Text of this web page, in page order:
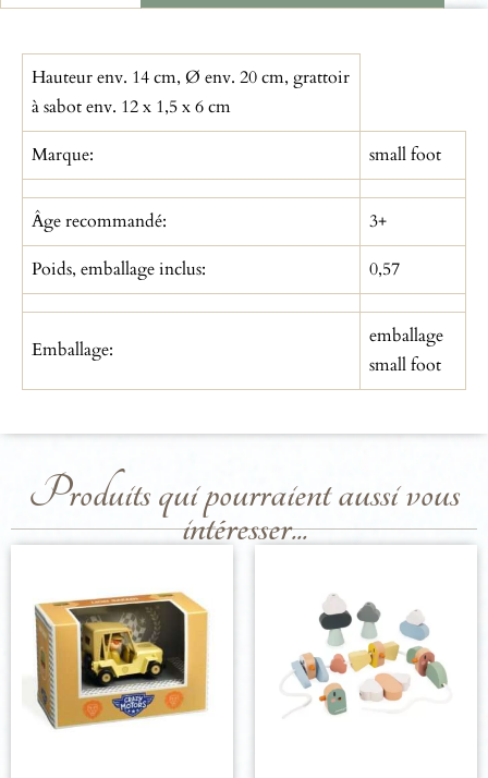
Hauteur env. 14 cm, Ø env. 20 cm, grattoir
à sabot env. 12 x 1,5 x 6 cm
Marque:
small foot
Âge recommandé:
3+
Poids, emballage inclus:
0,57
Emballage:
emballage
small foot
Produits qui pourraient aussi vous
intéresser...